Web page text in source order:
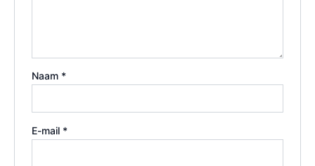
Naam *
E-mail *